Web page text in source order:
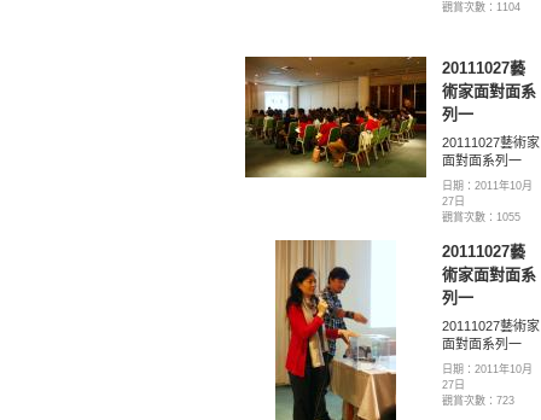
觀賞次數：1104
20111027藝
術家面對面系
列一
20111027藝術家
面對面系列一
日期：2011年10月
27日
觀賞次數：1055
20111027藝
術家面對面系
列一
20111027藝術家
面對面系列一
日期：2011年10月
27日
觀賞次數：723